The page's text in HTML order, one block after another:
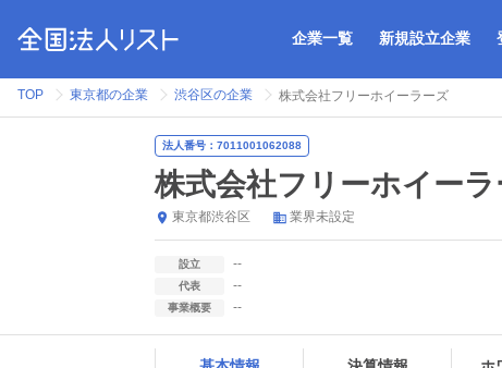
企業一覧 新規設立企業
TOP 東京都の企業 渋谷区の企業 株式会社フリーホイーラーズ
法人番号：7011001062088
株式会社フリーホイー
東京都渋谷区 業界未設定
設立 --
代表 --
事業概要 --